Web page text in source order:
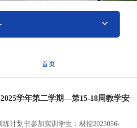
首页
2025学年第二学期—第15-18周教学安
练计划书参加实训学生：材控2023056-